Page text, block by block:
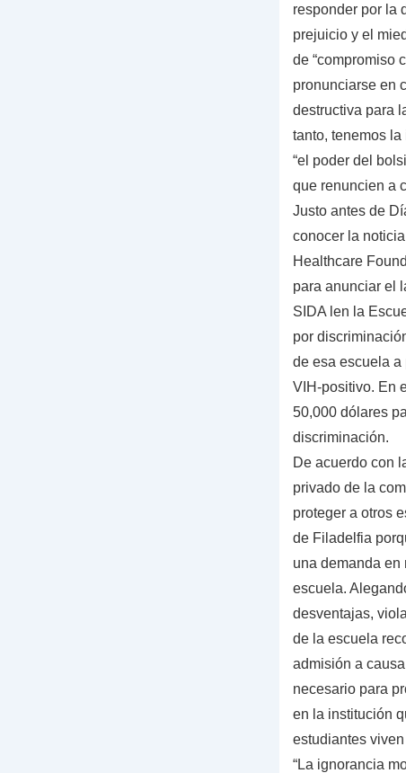
responder por la
prejuicio y el
de “compromiso
pronunciarse en
destructiva para
tanto, tenemos
“el poder del
que renuncien a
Justo antes de
conocer la
Healthcare
para anunciar el
SIDA len la
por
de esa escuela
VIH-positivo. En
50,000 dólares
discriminación.
De acuerdo con
privado de la
proteger a otros
de Filadelfia
una demanda en
escuela.
desventajas,
de la escuela
admisión a
necesario para
en la institución
estudiantes
“La ignorancia